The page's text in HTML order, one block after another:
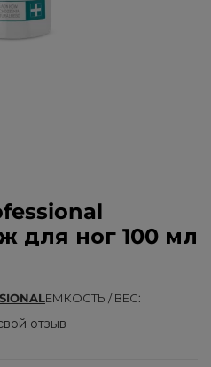
для ног 100 мл
ЕМКОСТЬ / ВЕС
отзыв